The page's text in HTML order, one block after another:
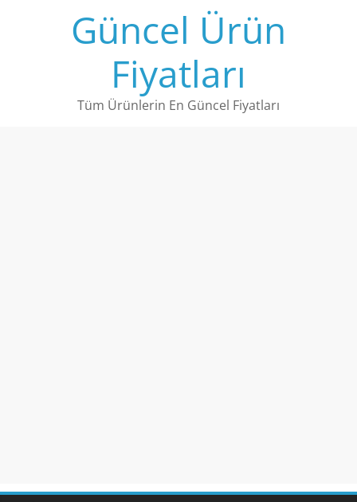
Güncel Ürün
Fiyatları
Tüm Ürünlerin En Güncel Fiyatları